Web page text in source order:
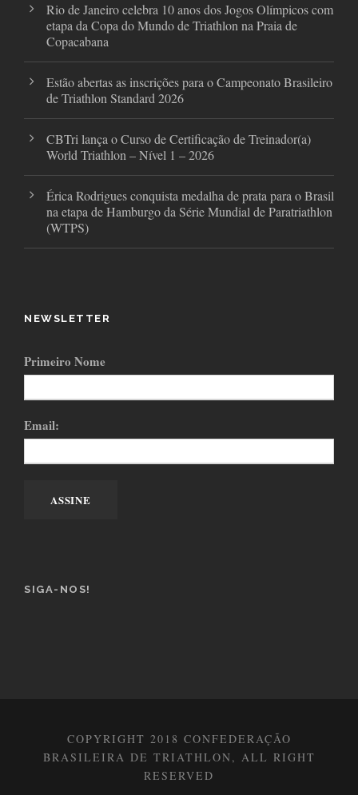
Rio de Janeiro celebra 10 anos dos Jogos Olímpicos com
etapa da Copa do Mundo de Triathlon na Praia de
Copacabana
Estão abertas as inscrições para o Campeonato Brasileiro
de Triathlon Standard 2026
CBTri lança o Curso de Certificação de Treinador(a)
World Triathlon – Nível 1 – 2026
Érica Rodrigues conquista medalha de prata para o Brasil
na etapa de Hamburgo da Série Mundial de Paratriathlon
(WTPS)
NEWSLETTER
Primeiro Nome
Email:
SIGA-NOS!
COPYRIGHT 2018 CONFEDERAÇÃO
BRASILEIRA DE TRIATHLON, ALL RIGHT
RESERVED